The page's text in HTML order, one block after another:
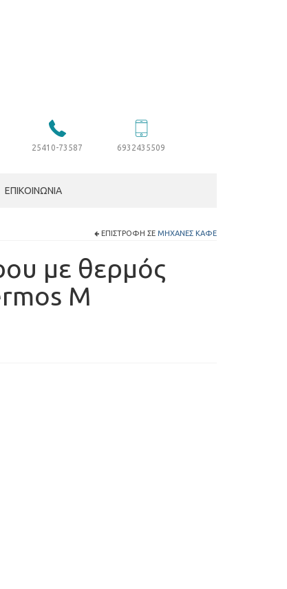
25410-73587 6932435509
ΕΠΙΚΟΙΝΩΝΊΑ
ΕΠΙΣΤΡΟΦΉ ΣΕ ΜΗΧΑΝΈΣ ΚΑΦΈ
με θερμός
M